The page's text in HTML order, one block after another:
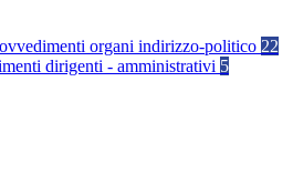
organi indirizzo-politico 22
dirigenti - amministrativi 5